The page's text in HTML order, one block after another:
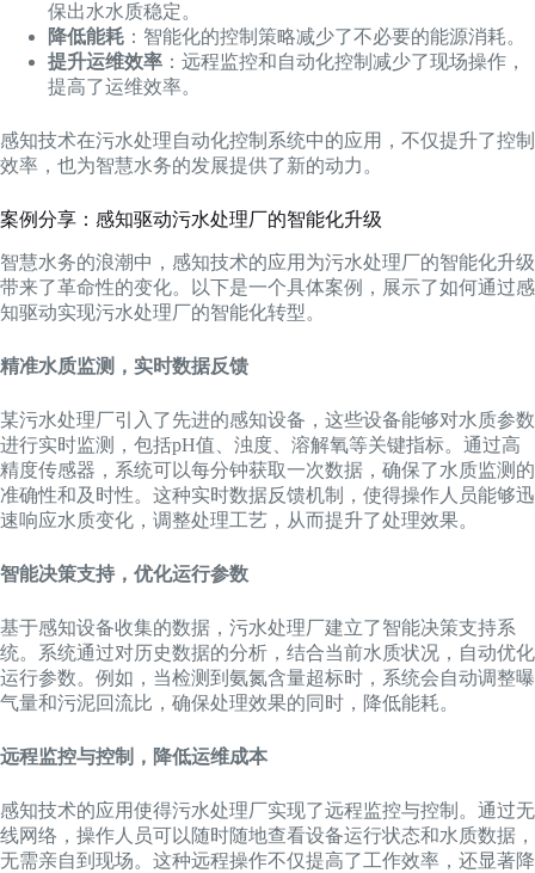
保出水水质稳定。
降低能耗 ：智能化的控制策略减少了不必要的能源消耗。
提升运维效率 ：远程监控和自动化控制减少了现场操作，
提高了运维效率。
感知技术在污水处理自动化控制系统中的应用，不仅提升了控制
效率，也为智慧水务的发展提供了新的动力。
案例分享：感知驱动污水处理厂的智能化升级
智慧水务的浪潮中，感知技术的应用为污水处理厂的智能化升级
带来了革命性的变化。以下是一个具体案例，展示了如何通过感
知驱动实现污水处理厂的智能化转型。
精准水质监测，实时数据反馈
某污水处理厂引入了先进的感知设备，这些设备能够对水质参数
进行实时监测，包括pH值、浊度、溶解氧等关键指标。通过高
精度传感器，系统可以每分钟获取一次数据，确保了水质监测的
准确性和及时性。这种实时数据反馈机制，使得操作人员能够迅
速响应水质变化，调整处理工艺，从而提升了处理效果。
智能决策支持，优化运行参数
基于感知设备收集的数据，污水处理厂建立了智能决策支持系
统。系统通过对历史数据的分析，结合当前水质状况，自动优化
运行参数。例如，当检测到氨氮含量超标时，系统会自动调整曝
气量和污泥回流比，确保处理效果的同时，降低能耗。
远程监控与控制，降低运维成本
感知技术的应用使得污水处理厂实现了远程监控与控制。通过无
线网络，操作人员可以随时随地查看设备运行状态和水质数据，
无需亲自到现场。这种远程操作不仅提高了工作效率，还显著降